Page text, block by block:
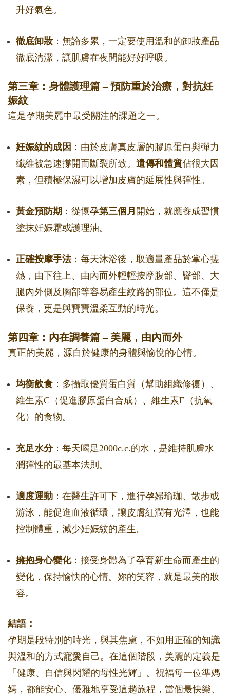
升好氣色。
徹底卸妝 ：無論多累，一定要使用溫和的卸妝產品
徹底清潔，讓肌膚在夜間能好好呼吸。
第三章：身體護理篇 – 預防重於治療，對抗妊
娠紋
這是孕期美麗中最受關注的課題之一。
妊娠紋的成因 ：由於皮膚真皮層的膠原蛋白與彈力
纖維被急速撐開而斷裂所致。 遺傳和體質佔很大因
素，但積極保濕可以增加皮膚的延展性與彈性。
黃金預防期 ：從懷孕第三個月 開始，就應養成習慣
塗抹妊娠霜或護理油。
正確按摩手法：每天沐浴後，取適量產品於掌心搓
熱，由下往上、由內而外輕輕按摩腹部、臀部、大
腿內外側及胸部等容易產生紋路的部位。這不僅是
保養，更是與寶寶溫柔互動的時光。
第四章：內在調養篇 – 美麗，由內而外
真正的美麗，源自於健康的身體與愉悅的心情。
均衡飲食 ：多攝取優質蛋白質（幫助組織修復）、
維生素C（促進膠原蛋白合成）、維生素E（抗氧
化）的食物。
充足水分：每天喝足2000c.c.的水，是維持肌膚水
潤彈性的最基本法則。
適度運動 ：在醫生許可下，進行孕婦瑜珈、散步或
游泳，能促進血液循環，讓皮膚紅潤有光澤，也能
控制體重，減少妊娠紋的產生。
擁抱身心變化：接受身體為了孕育新生命而產生的
變化，保持愉快的心情。妳的笑容，就是最美的妝
容。
結語：
孕期是段特別的時光，與其焦慮，不如用正確的知識
與溫和的方式寵愛自己。在這個階段，美麗的定義是
「健康、自信與閃耀的母性光輝」。祝福每一位準媽
媽，都能安心、優雅地享受這趟旅程，當個最快樂、